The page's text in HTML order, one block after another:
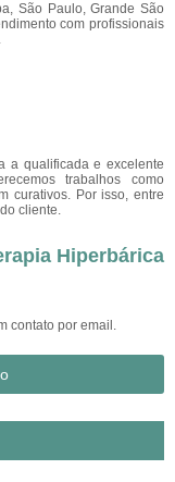
São Paulo, Grande São
com profissionais
a qualificada e excelente
trabalhos como
curativos. Por isso, entre
cliente.
Hiperbárica
contato por email.